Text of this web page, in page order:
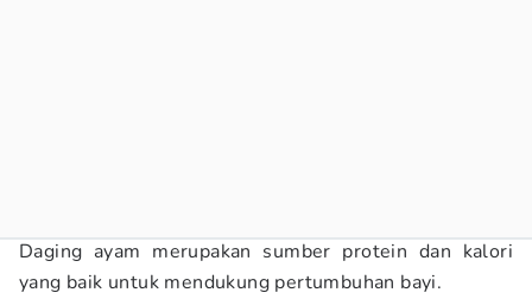
Daging ayam merupakan sumber protein dan kalori
yang baik untuk mendukung pertumbuhan bayi.